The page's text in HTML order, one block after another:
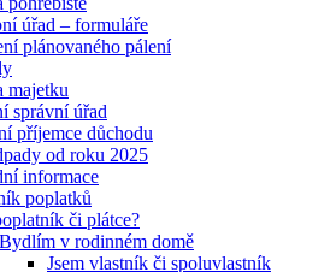
úřad – formuláře
plánovaného pálení
majetku
správní úřad
příjemce důchodu
od roku 2025
informace
poplatků
či plátce?
Bydlím v rodinném domě
Jsem vlastník či spoluvlastník